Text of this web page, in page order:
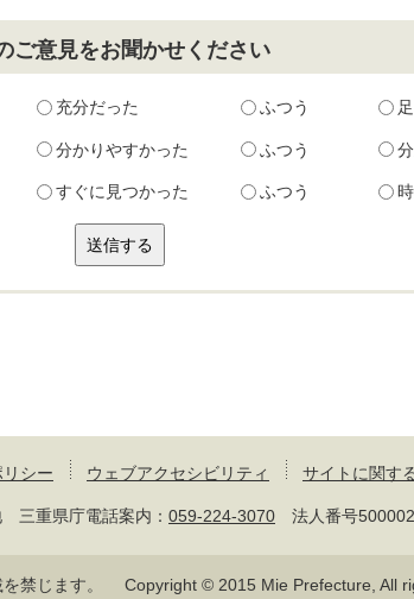
ご意見をお聞かせください
充分だった ふつう
分かりやすかった ふつう
すぐに見つかった ふつう
シー ウェブアクセシビリティ サイトに関す
重県庁電話案内： 059-224-3070 法人番号
禁じます。 Copyright © 2015 Mie Prefecture, All